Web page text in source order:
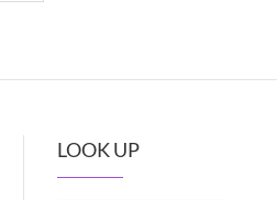
LOOK UP